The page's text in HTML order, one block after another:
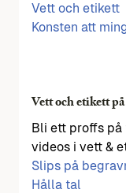
Vett och etikett
Konsten att
Vett och etikett
Bli ett proffs på
videos i vett &
Slips på
Hålla tal